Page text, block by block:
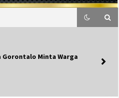
Gorontalo Minta Warga